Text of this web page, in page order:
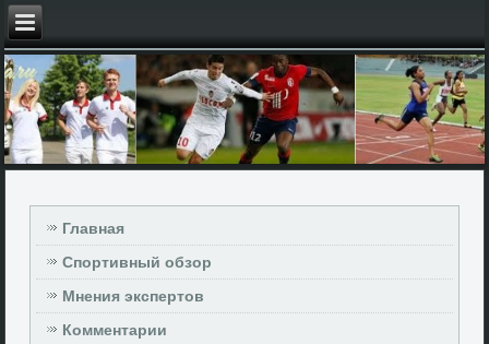
Главная
Спортивный обзор
Мнения экспертов
Комментарии